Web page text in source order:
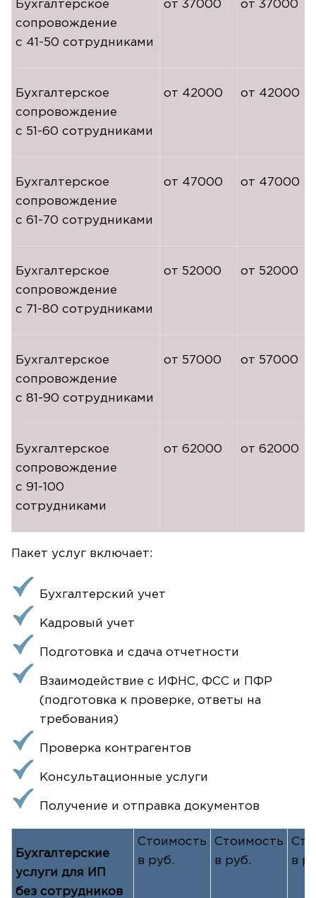
Бухгалтерское
сопровождение
с 41-50 сотрудниками
от 37000 от 37000
Бухгалтерское
сопровождение
с 51-60 сотрудниками
от 42000 от 42000
Бухгалтерское
сопровождение
с 61-70 сотрудниками
от 47000 от 47000
Бухгалтерское
сопровождение
с 71-80 сотрудниками
от 52000 от 52000
Бухгалтерское
сопровождение
с 81-90 сотрудниками
от 57000 от 57000
Бухгалтерское
сопровождение
с 91-100
сотрудниками
от 62000 от 62000
Пакет услуг включает:
Бухгалтерский учет
Кадровый учет
Подготовка и сдача отчетности
Взаимодействие с ИФНС, ФСС и ПФР
(подготовка к проверке, ответы на
требования)
Проверка контрагентов
Консультационные услуги
Получение и отправка документов
Бухгалтерские
услуги для ИП
без сотрудников
Стоимость
в руб.
Стоимость
в руб.
в